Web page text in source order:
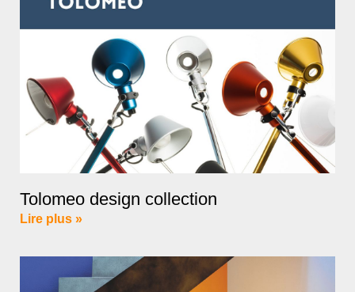
Tolomeo design collection
Lire plus »